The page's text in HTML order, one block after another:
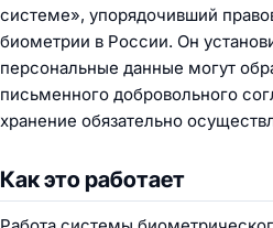
системе», упорядочивший
биометрии в России. Он
персональные данные могут
письменного добровольного
хранение обязательно
Как это работает